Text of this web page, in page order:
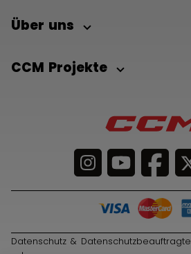
Über uns
CCM Projekte
Datenschutz & Datenschutzbeauftragte